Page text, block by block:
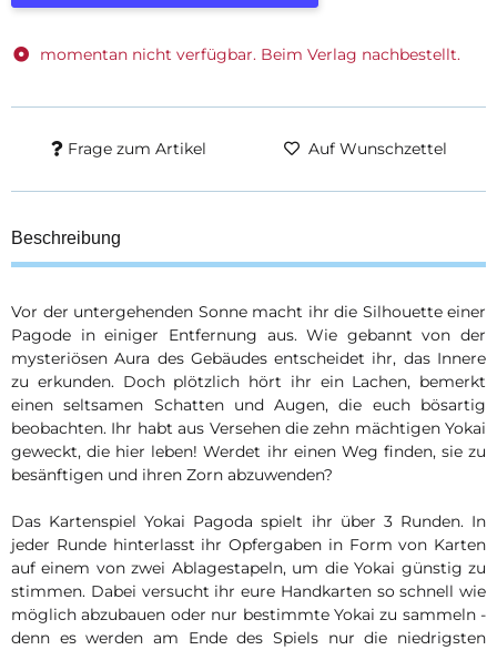
momentan nicht verfügbar. Beim Verlag nachbestellt.
Frage zum Artikel Auf Wunschzettel
Beschreibung
Vor der untergehenden Sonne macht ihr die Silhouette einer
Pagode in einiger Entfernung aus. Wie gebannt von der
mysteriösen Aura des Gebäudes entscheidet ihr, das Innere
zu erkunden. Doch plötzlich hört ihr ein Lachen, bemerkt
einen seltsamen Schatten und Augen, die euch bösartig
beobachten. Ihr habt aus Versehen die zehn mächtigen Yokai
geweckt, die hier leben! Werdet ihr einen Weg finden, sie zu
besänftigen und ihren Zorn abzuwenden?
Das Kartenspiel Yokai Pagoda spielt ihr über 3 Runden. In
jeder Runde hinterlasst ihr Opfergaben in Form von Karten
auf einem von zwei Ablagestapeln, um die Yokai günstig zu
stimmen. Dabei versucht ihr eure Handkarten so schnell wie
möglich abzubauen oder nur bestimmte Yokai zu sammeln -
denn es werden am Ende des Spiels nur die niedrigsten